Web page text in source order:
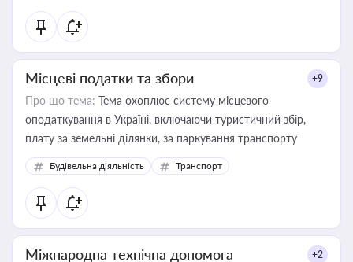
Місцеві податки та збори +9
Про що тема: Тема охоплює систему місцевого
оподаткування в Україні, включаючи туристичний збір,
плату за земельні ділянки, за паркування транспорту
Будівельна діяльність Транспорт
Міжнародна технічна допомога +2